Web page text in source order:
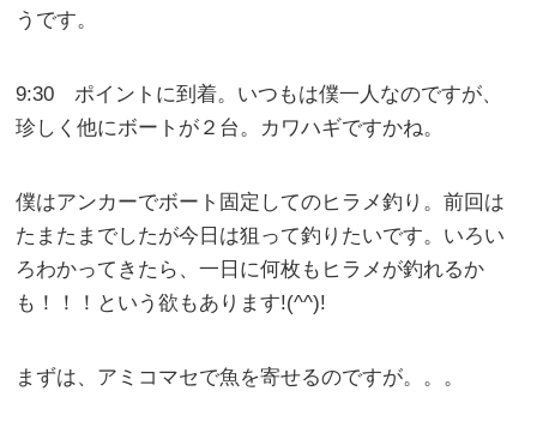
うです。
9:30 ポイントに到着。いつもは僕一人なのですが、
珍しく他にボートが２台。カワハギですかね。
僕はアンカーでボート固定してのヒラメ釣り。前回は
たまたまでしたが今日は狙って釣りたいです。いろい
ろわかってきたら、一日に何枚もヒラメが釣れるか
も！！！という欲もあります!(^^)!
まずは、アミコマセで魚を寄せるのですが。。。